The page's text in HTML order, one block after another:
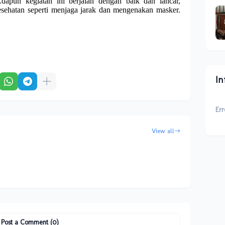
seperti menjaga jarak dan mengenakan masker.
View all
Post a Comment (0)